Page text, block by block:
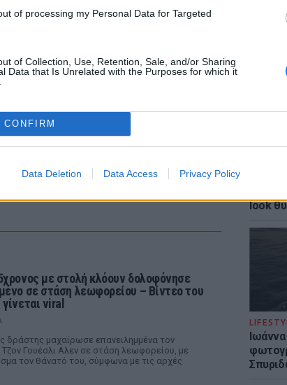
of processing my Personal Data for Targeted
of Collection, Use, Retention, Sale, and/or Sharing
Data that Is Unrelated with the Purposes for which it
CONFIRM
Data Deletion Data Access Privacy Policy
ΗΠΑ:
Κάια
look
με στολή κλόουν δολοφόνησε
σε στάση λεωφορείου – Βίντεο του
viral
δράστης μαχαίρωσε επανειλημμένα τον
Γουέσλι Αλεν σε στάση λεωφορείου, με
τον θάνατό του, σύμφωνα με τις αρχές